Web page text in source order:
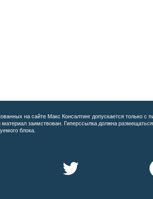
на сайте Макс Консалтинг допускается только с
материал заимствован. Гиперссылка должна
блока.